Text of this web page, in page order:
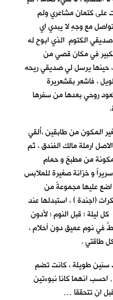
على كتمان مشاعري ولم
مع وجهٍ لا يبدي اي
صديقي الكتوم الذي ابوح له
في مكان قصي من
يرسل لي صديقي ريحه
، فاشعر بقشعريرة
روحي بعدها من سفرها
المكون من طابقين ،أُلقي
ارملة مالك الفندق ، ثم
من مطبخ و حمام
و خزانة صغيرة للملابس
عليها مجموعةً من
(اجندة ) ، استبدلها عند
ليلة ؛ قبل النوم ؛ لأدون
في نوم عميق دون أحلام ،
طاقتي .
طويلة ، كانت تضم
احسب انهما كانا نبوءتين
ان تتحققا …